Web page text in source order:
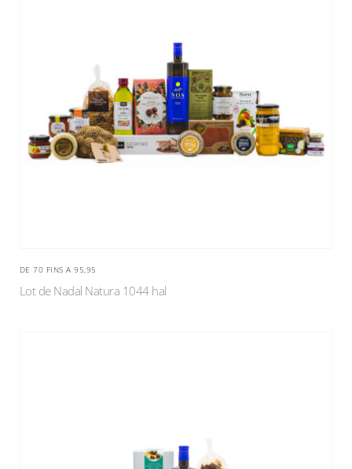
DE 70 FINS A 95,95
Lot de Nadal Natura 1044 hal